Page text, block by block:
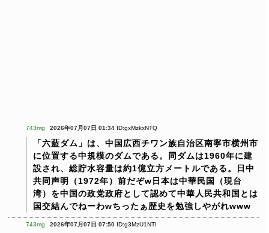
743mg 2026年07月07日 01:34 ID:gxMzkxNTQ
「六藍ダム」は、中国広西チワン族自治区南寧市横州市
に位置する中規模のダムである。同ダムは1960年に建
設され、総貯水容量は約1億立方メートルである。日中
共同声明（1972年）前だぞw日本は中華民国（現台
湾）を中国の政党政府として認めて中華人民共和国とは
国交結んでねーわwちったぁ歴史を勉強しやがれwww
743mg 2026年07月07日 07:50 ID:g3MzU1NTI